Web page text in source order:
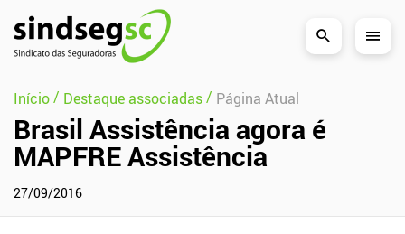
Pular Navegação (s)
Início/ Destaque associadas/ Página Atual
Brasil Assistência agora é
MAPFRE Assistência
27/09/2016